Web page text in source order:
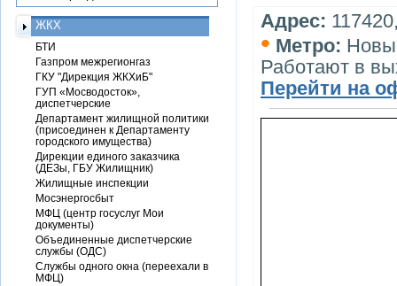
Адрес:
• Метро:
Работают в
Перейти на
ЖКХ
БТИ
Газпром межрегионгаз
ГКУ "Дирекция ЖКХиБ"
ГУП «Мосводосток»,
диспетчерские
Департамент жилищной политики
(присоединен к Департаменту
городского имущества)
Дирекции единого заказчика
(ДЕЗы, ГБУ Жилищник)
Жилищные инспекции
Мосэнергосбыт
МФЦ (центр госуслуг Мои
документы)
Объединенные диспетчерские
службы (ОДС)
Службы одного окна (переехали в
МФЦ)